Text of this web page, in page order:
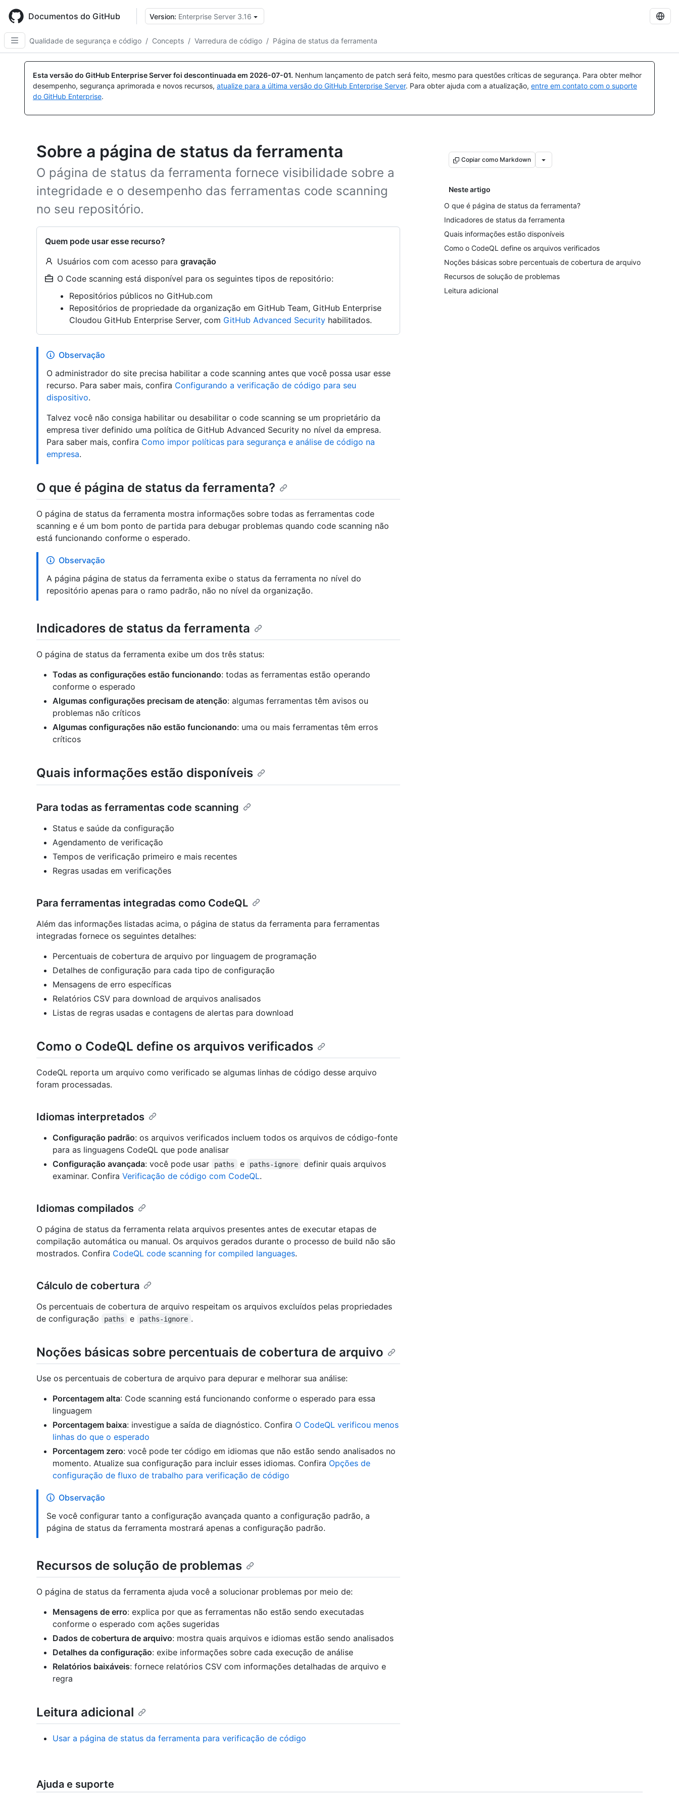
main
content
Documentos do GitHub Version: Enterprise Server 3.16
Qualidade de segurança e código / Concepts / Varredura de código / Página de status da ferramenta
Esta versão do GitHub Enterprise Server foi descontinuada em 2026-07-01. Nenhum lançamento de patch será feito, mesmo para questões críticas de segurança. Para obter melhor
desempenho, segurança aprimorada e novos recursos, atualize para a última versão do GitHub Enterprise Server. Para obter ajuda com a atualização, entre em contato com o suporte
do GitHub Enterprise.
Sobre a página de status da ferramenta
O página de status da ferramenta fornece visibilidade sobre a
integridade e o desempenho das ferramentas code scanning
no seu repositório.
Quem pode usar esse recurso?
Usuários com com acesso para gravação
O Code scanning está disponível para os seguintes tipos de repositório:
Repositórios públicos no GitHub.com
Repositórios de propriedade da organização em GitHub Team, GitHub Enterprise
Cloudou GitHub Enterprise Server, com GitHub Advanced Security habilitados.
Copiar como Markdown
Neste artigo
O que é página de status da ferramenta?
Indicadores de status da ferramenta
Quais informações estão disponíveis
Como o CodeQL define os arquivos verificados
Noções básicas sobre percentuais de cobertura de arquivo
Recursos de solução de problemas
Leitura adicional
Observação
O administrador do site precisa habilitar a code scanning antes que você possa usar esse
recurso. Para saber mais, confira Configurando a verificação de código para seu
dispositivo.
Talvez você não consiga habilitar ou desabilitar o code scanning se um proprietário da
empresa tiver definido uma política de GitHub Advanced Security no nível da empresa.
Para saber mais, confira Como impor políticas para segurança e análise de código na
empresa.
O que é página de status da ferramenta?
O página de status da ferramenta mostra informações sobre todas as ferramentas code
scanning e é um bom ponto de partida para debugar problemas quando code scanning não
está funcionando conforme o esperado.
Observação
A página página de status da ferramenta exibe o status da ferramenta no nível do
repositório apenas para o ramo padrão, não no nível da organização.
Indicadores de status da ferramenta
O página de status da ferramenta exibe um dos três status:
Todas as configurações estão funcionando: todas as ferramentas estão operando
conforme o esperado
Algumas configurações precisam de atenção: algumas ferramentas têm avisos ou
problemas não críticos
Algumas configurações não estão funcionando: uma ou mais ferramentas têm erros
críticos
Quais informações estão disponíveis
Para todas as ferramentas code scanning
Status e saúde da configuração
Agendamento de verificação
Tempos de verificação primeiro e mais recentes
Regras usadas em verificações
Para ferramentas integradas como CodeQL
Além das informações listadas acima, o página de status da ferramenta para ferramentas
integradas fornece os seguintes detalhes:
Percentuais de cobertura de arquivo por linguagem de programação
Detalhes de configuração para cada tipo de configuração
Mensagens de erro específicas
Relatórios CSV para download de arquivos analisados
Listas de regras usadas e contagens de alertas para download
Como o CodeQL define os arquivos verificados
CodeQL reporta um arquivo como verificado se algumas linhas de código desse arquivo
foram processadas.
Idiomas interpretados
Configuração padrão: os arquivos verificados incluem todos os arquivos de código-fonte
para as linguagens CodeQL que pode analisar
Configuração avançada: você pode usar paths e paths-ignore
definir quais arquivos
examinar. Confira Verificação de código com CodeQL.
Idiomas compilados
O página de status da ferramenta relata arquivos presentes antes de executar etapas de
compilação automática ou manual. Os arquivos gerados durante o processo de build não são
mostrados. Confira CodeQL code scanning for compiled languages.
Cálculo de cobertura
Os percentuais de cobertura de arquivo respeitam os arquivos excluídos pelas propriedades
de configuração
paths e paths-ignore .
Noções básicas sobre percentuais de cobertura de arquivo
Use os percentuais de cobertura de arquivo para depurar e melhorar sua análise:
Porcentagem alta: Code scanning está funcionando conforme o esperado para essa
linguagem
Porcentagem baixa: investigue a saída de diagnóstico. Confira O CodeQL verificou menos
linhas do que o esperado
Porcentagem zero: você pode ter código em idiomas que não estão sendo analisados no
momento. Atualize sua configuração para incluir esses idiomas. Confira Opções de
configuração de fluxo de trabalho para verificação de código
Observação
Se você configurar tanto a configuração avançada quanto a configuração padrão, a
página de status da ferramenta mostrará apenas a configuração padrão.
Recursos de solução de problemas
O página de status da ferramenta ajuda você a solucionar problemas por meio de:
Mensagens de erro: explica por que as ferramentas não estão sendo executadas
conforme o esperado com ações sugeridas
Dados de cobertura de arquivo: mostra quais arquivos e idiomas estão sendo analisados
Detalhes da configuração: exibe informações sobre cada execução de análise
Relatórios baixáveis: fornece relatórios CSV com informações detalhadas de arquivo e
regra
Leitura adicional
Usar a página de status da ferramenta para verificação de código
Ajuda e suporte